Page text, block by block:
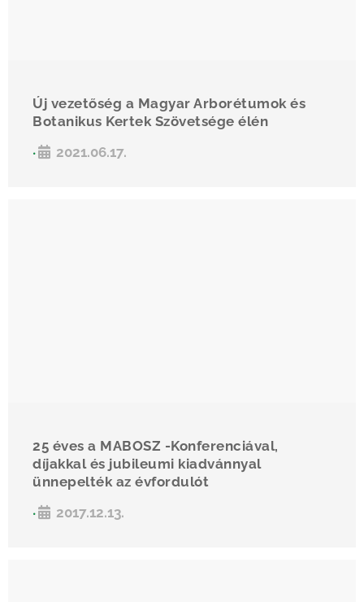
Új vezetőség a Magyar Arborétumok és
Botanikus Kertek Szövetsége élén
• 2021.06.17.
25 éves a MABOSZ -Konferenciával,
díjakkal és jubileumi kiadvánnyal
ünnepelték az évfordulót
• 2017.12.13.